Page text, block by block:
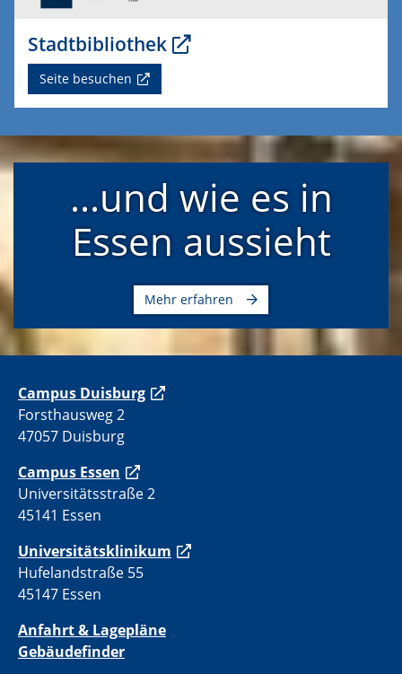
Stadtbibliothek
Seite besuchen
...und wie es in
Essen aussieht
Mehr erfahren
Campus Duisburg
Forsthausweg 2
47057 Duisburg
Campus Essen
Universitätsstraße 2
45141 Essen
Universitätsklinikum
Hufelandstraße 55
45147 Essen
Anfahrt & Lagepläne
Gebäudefinder